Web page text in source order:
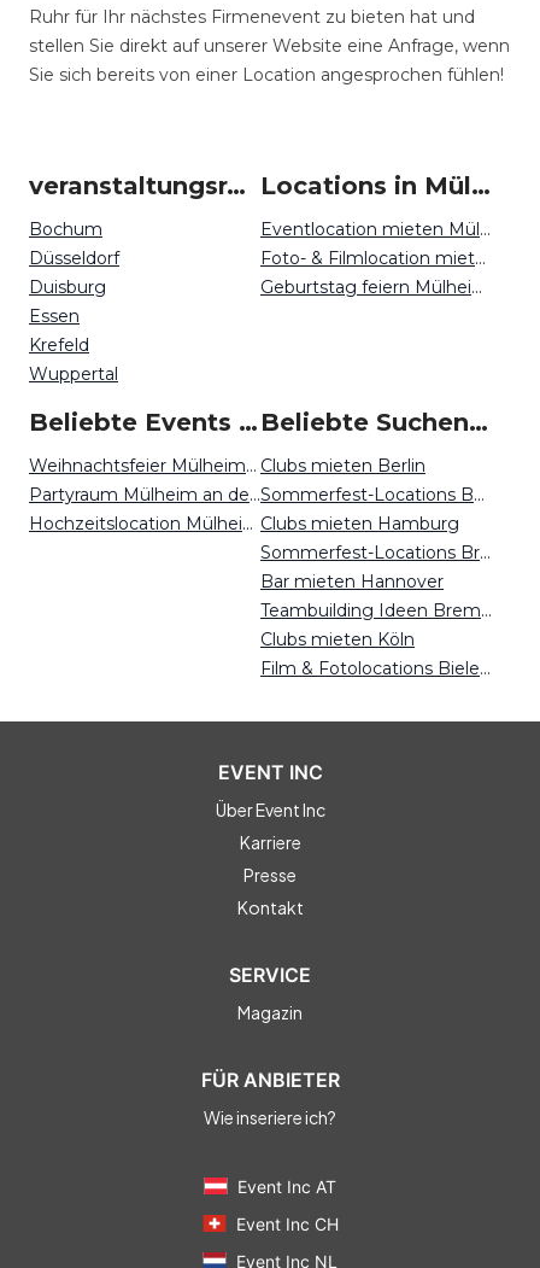
Ruhr für Ihr nächstes Firmenevent zu bieten hat und
stellen Sie direkt auf unserer Website eine Anfrage, wenn
Sie sich bereits von einer Location angesprochen fühlen!
veranstaltungsraum-firmenevents um Mülheim an der Ruhr
Bochum
Düsseldorf
Duisburg
Essen
Krefeld
Wuppertal
Locations in Mülheim an der Ruhr mieten
Eventlocation mieten Mülheim an der Ruhr
Foto- & Filmlocation mieten Mülheim an der Ruhr
Geburtstag feiern Mülheim an der Ruhr
Beliebte Events in Mülheim an der Ruhr
Weihnachtsfeier Mülheim an der Ruhr
Partyraum Mülheim an der Ruhr
Hochzeitslocation Mülheim an der Ruhr
Beliebte Suchen auf Event Inc
Clubs mieten Berlin
Sommerfest-Locations Berlin
Clubs mieten Hamburg
Sommerfest-Locations Bremen
Bar mieten Hannover
Teambuilding Ideen Bremen
Clubs mieten Köln
Film & Fotolocations Bielefeld
EVENT INC
Über Event Inc
Karriere
Presse
Kontakt
SERVICE
Magazin
FÜR ANBIETER
Wie inseriere ich?
Event Inc AT
Event Inc CH
Event Inc NL